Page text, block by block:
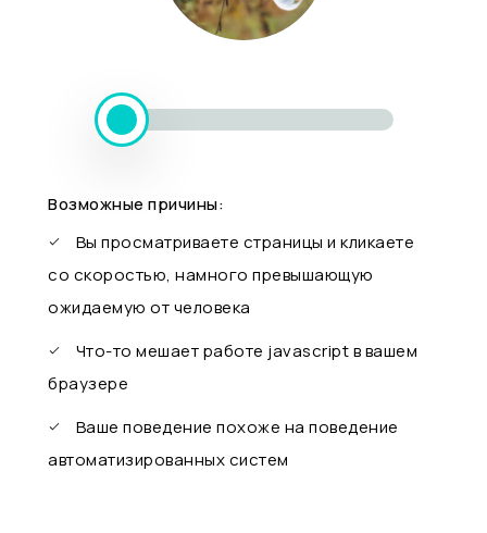
Возможные причины:
Вы просматриваете страницы и кликаете
со скоростью, намного превышающую
ожидаемую от человека
Что-то мешает работе javascript в вашем
браузере
Ваше поведение похоже на поведение
автоматизированных систем